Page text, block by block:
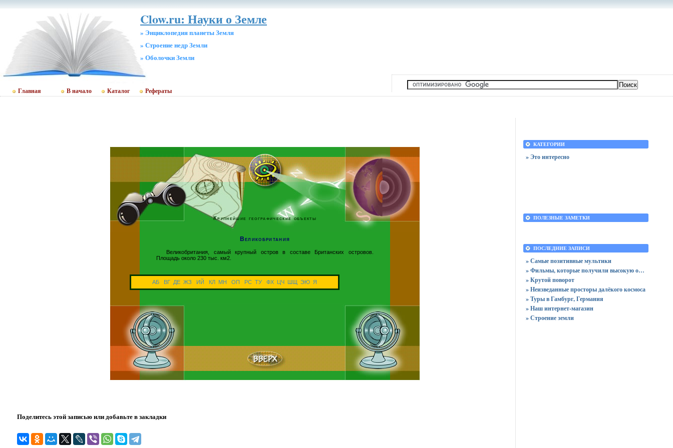
Clow.ru: Науки о Земле
» Энциклопедия планеты Земля
» Строение недр Земли
» Оболочки Земли
Главная В начало Каталог Рефераты
Крупнейшие географические объекты
Великобритания
Великобритания, самый крупный остров в составе Британских островов.
Площадь около 230 тыс. км2.
АБ ВГ ДЕ ЖЗ ИЙ КЛ МН ОП РС ТУ ФХ ЦЧ ЭЮ Я
Поделитесь этой записью или добавьте в закладки
КАТЕГОРИИ
» Это интересно
ПОЛЕЗНЫЕ ЗАМЕТКИ
ПОСЛЕДНИЕ ЗАПИСИ
» Самые позитивные мультики
» Фильмы, которые получили высокую оценку зрителей
» Крутой поворот
» Неизведанные просторы далёкого космоса
» Туры в Гамбург, Германия
» Наш интернет-магазин
» Строение земли